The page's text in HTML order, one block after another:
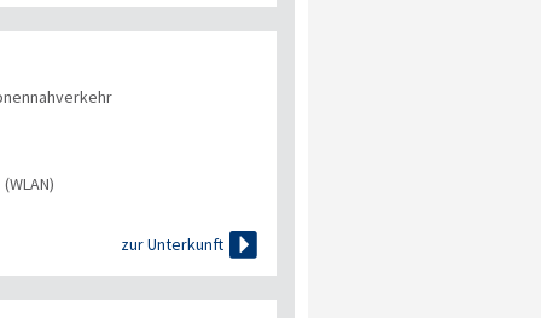
zur Unterkunft 